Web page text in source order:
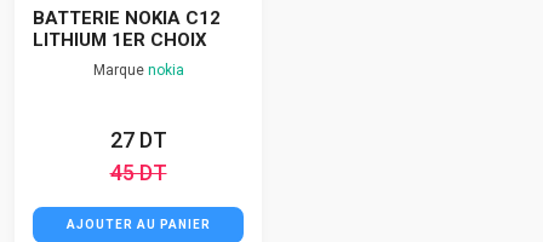
BATTERIE NOKIA C12
LITHIUM 1ER CHOIX
Marque nokia
27 DT
45 DT
AJOUTER AU PANIER